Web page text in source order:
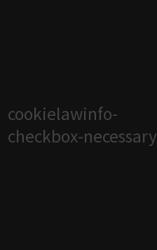
cookielawinfo-
checkbox-necessary